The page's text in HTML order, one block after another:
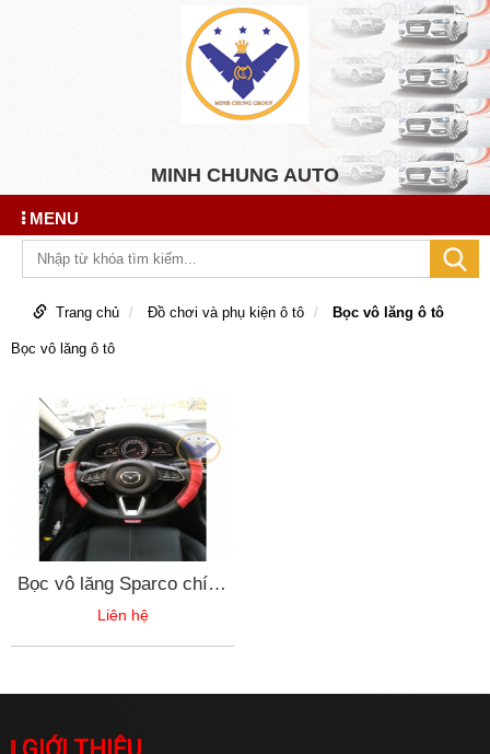
MINH CHUNG AUTO
MENU
Trang chủ Đồ chơi và phụ kiện ô tô Bọc vô lăng ô tô
Bọc vô lăng ô tô
Bọc vô lăng Sparco chính
hãng da PU cao cấp
Liên hệ